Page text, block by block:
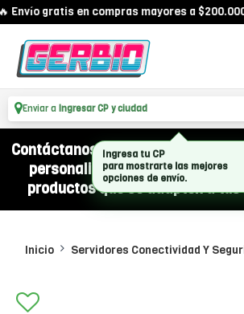
Envío gratis en compras mayores a $200.000
Enviar a Ingresar CP y ciudad
Contáctanos por WhatsApp y
personalizado para equipar a
productos que se adapten a
Inicio Servidores Conectividad Y